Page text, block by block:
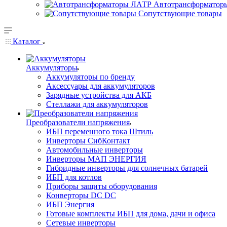
Сопутствующие товары
Каталог
Аккумуляторы
Аккумуляторы по бренду
Аксессуары для аккумуляторов
Зарядные устройства для АКБ
Стеллажи для аккумуляторов
Преобразователи напряжения
ИБП переменного тока Штиль
Инверторы СибКонтакт
Автомобильные инверторы
Инверторы МАП ЭНЕРГИЯ
Гибридные инверторы для солнечных батарей
ИБП для котлов
Приборы защиты оборудования
Конверторы DC DC
ИБП Энергия
Готовые комплекты ИБП для дома, дачи и офиса
Сетевые инверторы